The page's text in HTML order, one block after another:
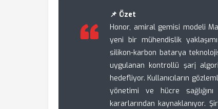
📌 Özet
Honor, amiral gemisi modeli
yeni bir mühendislik
silikon-karbon batarya
uygulanan kontrollü şarj
hedefliyor. Kullanıcıların
yönetimi ve hücre
kararlarından kaynaklanıyor.